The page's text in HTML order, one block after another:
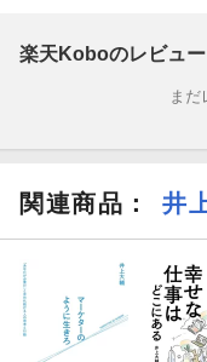
・リレートー関係をつく
・モチベートー背中を
・ファシリテートーチ
マネジメントで何をど
なストーリーでわかり
楽天Koboのレビュー
まだ
関連商品 ： 井